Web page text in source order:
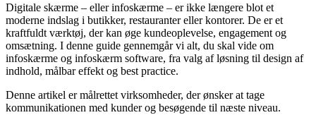
Digitale skærme – eller infoskærme – er ikke længere blot et
moderne indslag i butikker, restauranter eller kontorer. De er et
kraftfuldt værktøj, der kan øge kundeoplevelse, engagement og
omsætning. I denne guide gennemgår vi alt, du skal vide om
infoskærme og infoskærm software, fra valg af løsning til design af
indhold, målbar effekt og best practice.
Denne artikel er målrettet virksomheder, der ønsker at tage
kommunikationen med kunder og besøgende til næste niveau.